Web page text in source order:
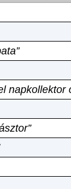
napkollektor